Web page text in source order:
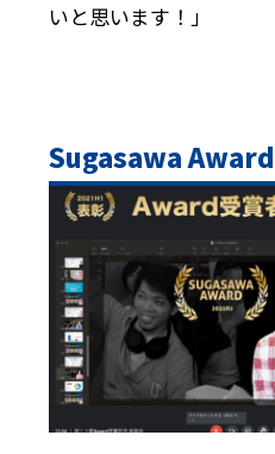
いと思います！」
Sugasawa Award